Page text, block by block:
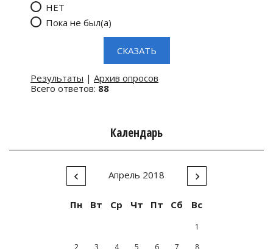
НЕТ
Пока не был(а)
Результаты | Архив опросов
Всего ответов: 88
Календарь
Апрель 2018
Пн Вт Ср Чт Пт Сб Вс
1
2
3 4 5 6 7 8